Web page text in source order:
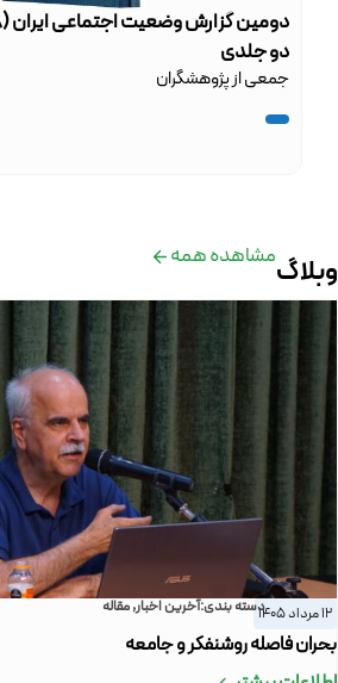
دو جلدی
جمعی از پژوهشگران
وبلاگمشاهده همه
12 مرداد 1405 دسته بندی:آخرین اخبار,مقاله
بحران فاصله روشنفکر و جامعه